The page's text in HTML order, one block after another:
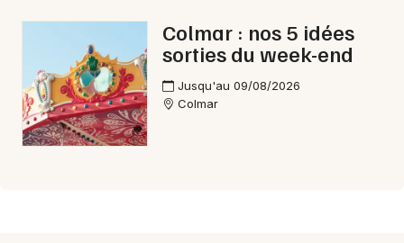
Colmar : nos 5 idées
sorties du week-end
Jusqu'au 09/08/2026
Colmar